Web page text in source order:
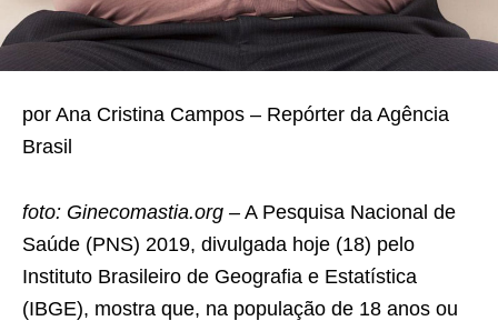
por Ana Cristina Campos – Repórter da Agência
Brasil
foto: Ginecomastia.org – A Pesquisa Nacional de
Saúde (PNS) 2019, divulgada hoje (18) pelo
Instituto Brasileiro de Geografia e Estatística
(IBGE), mostra que, na população de 18 anos ou